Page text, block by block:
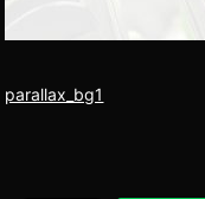
parallax_bg1